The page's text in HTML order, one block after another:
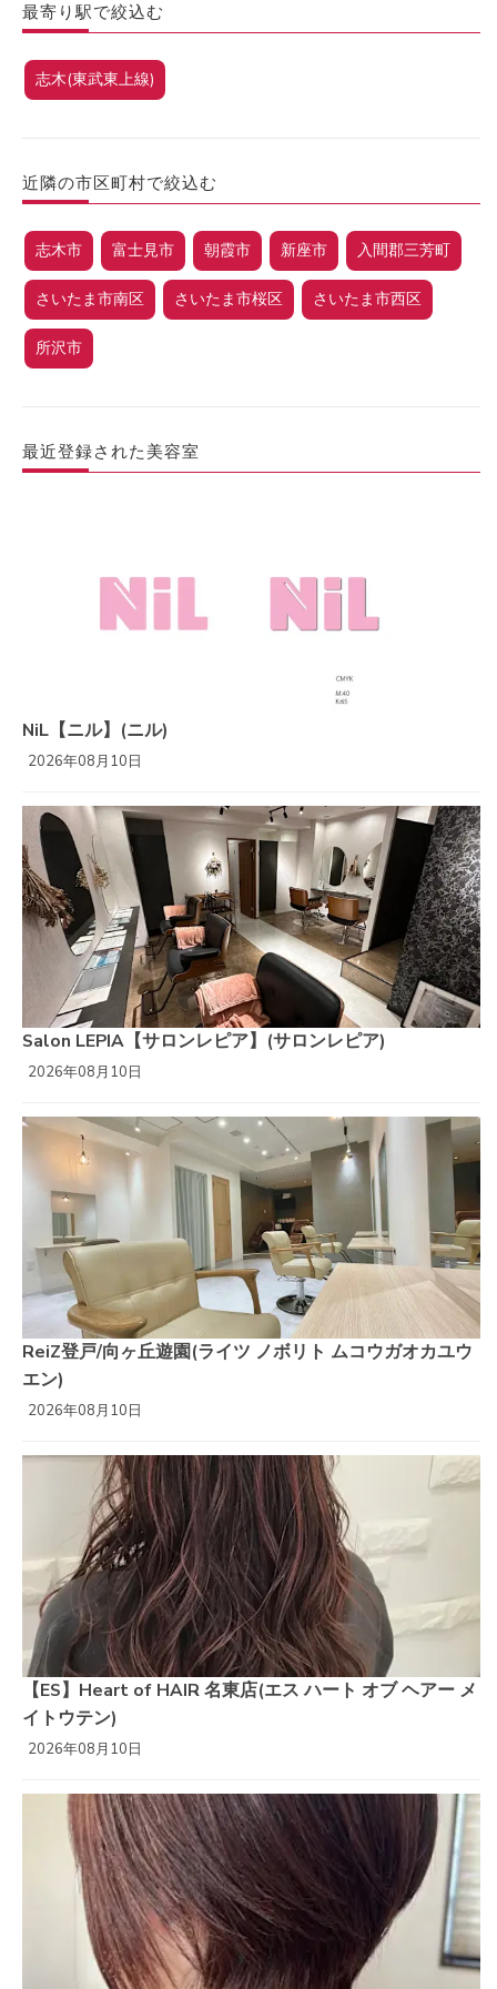
最寄り駅で絞込む
志木(東武東上線)
近隣の市区町村で絞込む
志木市 富士見市 朝霞市 新座市 入間郡三芳町
さいたま市南区 さいたま市桜区 さいたま市西区
所沢市
最近登録された美容室
NiL【ニル】(ニル)
2026年08月10日
Salon LEPIA【サロンレピア】(サロンレピア)
2026年08月10日
ReiZ登戸/向ヶ丘遊園(ライツ ノボリト ムコウガオカユウ
エン)
2026年08月10日
【ES】Heart of HAIR 名東店(エス ハート オブ ヘアー メ
イトウテン)
2026年08月10日